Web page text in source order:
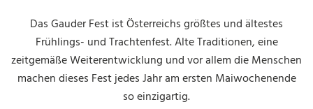
Preise
Übersicht Festgelände
Reservierung
Das Gauder Fest ist Österreichs größtes und ältestes
Frühlings- und Trachtenfest. Alte Traditionen, eine
zeitgemäße Weiterentwicklung und vor allem die Menschen
machen dieses Fest jedes Jahr am ersten Maiwochenende
so einzigartig.